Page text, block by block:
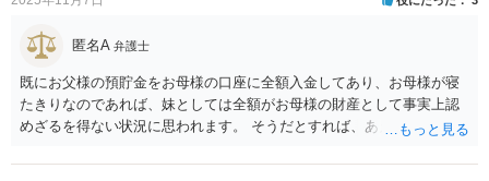
匿名A 弁護士
既にお父様の預貯金をお母様の口座に全額入金してあり、お母様が寝
たきりなのであれば、妹としては全額がお母様の財産として事実上認
めざるを得ない状況に思われます。 そうだとすれば、あえて遺産分割
す。 また、遺産分割協議書を作成しても特にメリットがない妹の協力